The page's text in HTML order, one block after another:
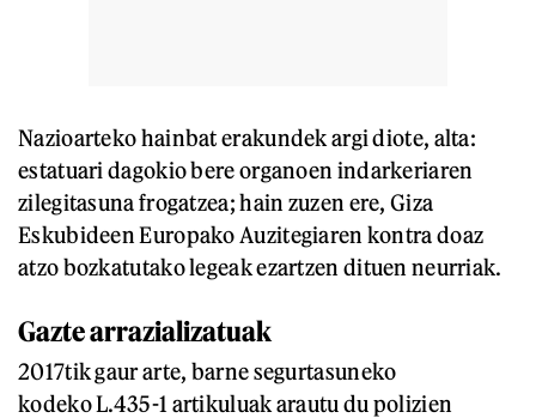
Nazioarteko hainbat erakundek argi diote, alta:
estatuari dagokio bere organoen indarkeriaren
zilegitasuna frogatzea; hain zuzen ere, Giza
Eskubideen Europako Auzitegiaren kontra doaz
atzo bozkatutako legeak ezartzen dituen neurriak.
Gazte arrazializatuak
2017tik gaur arte, barne segurtasuneko
kodeko L.435-1 artikuluak arautu du polizien